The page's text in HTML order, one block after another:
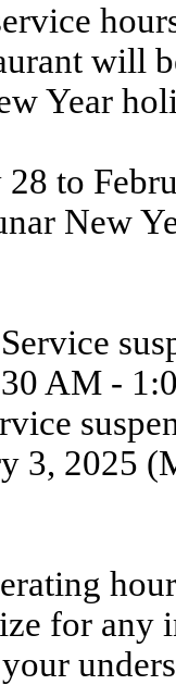
will
Year
28 to
New
AM -
3, 2025
for any